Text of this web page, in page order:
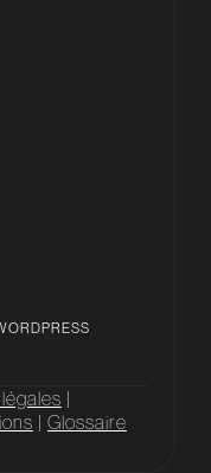
|
| Glossaire